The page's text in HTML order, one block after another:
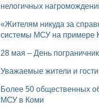
нелогичных
«Жителям никуда за справками не нужно будет ездить»: глава Иоссера рассказала о плюсах новой
системы МСУ на примере
28 мая – День
Уважаемые жители и
Более 50 общественных объединений Республики поддержали переход на одноуровневую систему
МСУ в Коми